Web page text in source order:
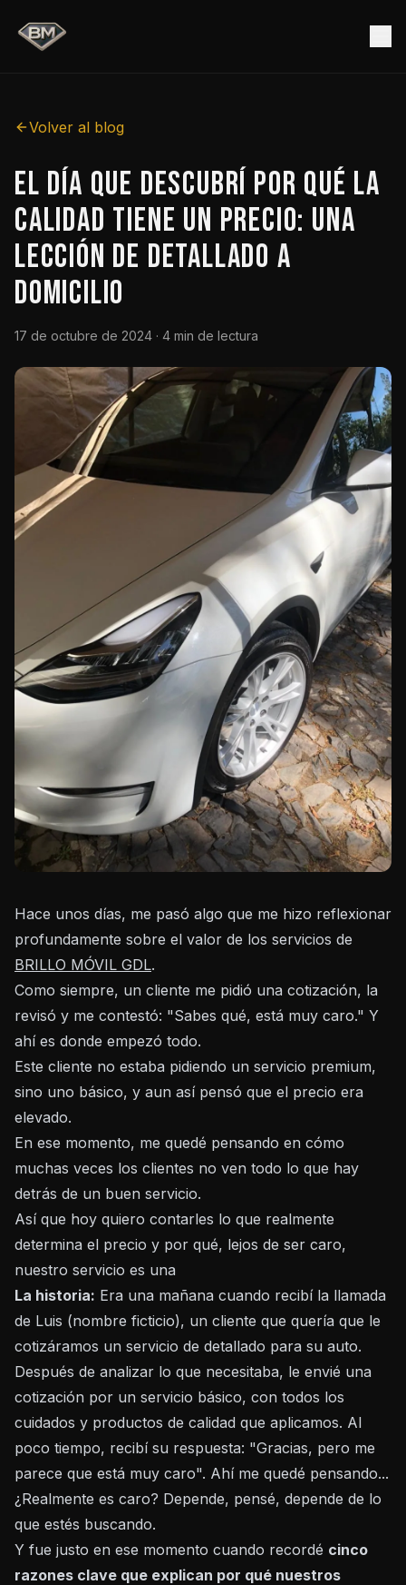
Volver al blog
El día que descubrí por qué la
calidad tiene un precio: una
lección de detallado a
domicilio
17 de octubre de 2024 · 4 min de lectura
Hace unos días, me pasó algo que me hizo reflexionar
profundamente sobre el valor de los servicios de
BRILLO MÓVIL GDL.
Como siempre, un cliente me pidió una cotización, la
revisó y me contestó: "Sabes qué, está muy caro." Y
ahí es donde empezó todo.
Este cliente no estaba pidiendo un servicio premium,
sino uno básico, y aun así pensó que el precio era
elevado.
En ese momento, me quedé pensando en cómo
muchas veces los clientes no ven todo lo que hay
detrás de un buen servicio.
Así que hoy quiero contarles lo que realmente
determina el precio y por qué, lejos de ser caro,
nuestro servicio es una
La historia: Era una mañana cuando recibí la llamada
de Luis (nombre ficticio), un cliente que quería que le
cotizáramos un servicio de detallado para su auto.
Después de analizar lo que necesitaba, le envié una
cotización por un servicio básico, con todos los
cuidados y productos de calidad que aplicamos. Al
poco tiempo, recibí su respuesta: "Gracias, pero me
parece que está muy caro". Ahí me quedé pensando...
¿Realmente es caro? Depende, pensé, depende de lo
que estés buscando.
Y fue justo en ese momento cuando recordé cinco
razones clave que explican por qué nuestros